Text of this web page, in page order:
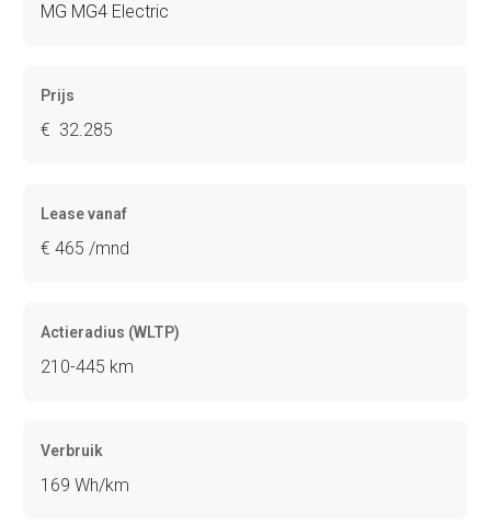
MG MG4 Electric
Prijs
€ 32.285
Lease vanaf
€ 465 /mnd
Actieradius (WLTP)
210-445 km
Verbruik
169 Wh/km